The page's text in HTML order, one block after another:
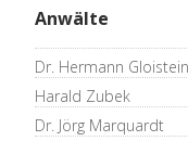
Anwälte
Dr. Hermann Gloistein
Harald Zubek
Dr. Jörg Marquardt